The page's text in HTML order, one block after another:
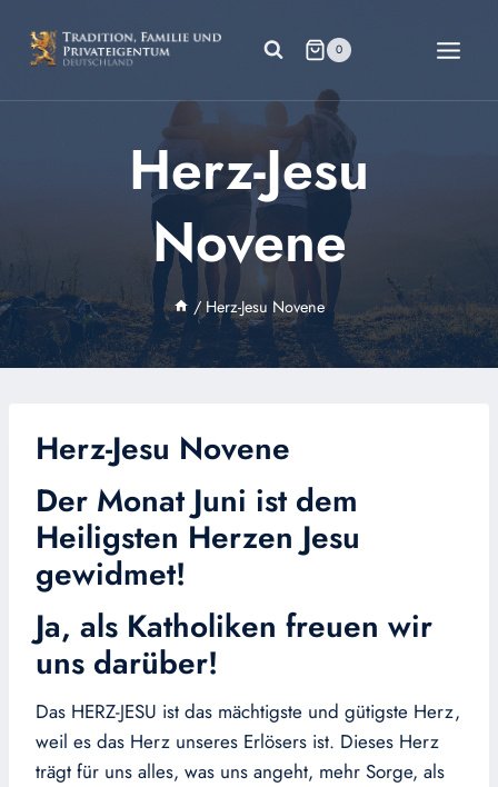
Inhalt
springen
0
Herz-Jesu
Novene
/ Herz-Jesu Novene
Herz-Jesu Novene
Der Monat Juni ist dem
Heiligsten Herzen Jesu
gewidmet!
Ja, als Katholiken freuen wir
uns darüber!
Das HERZ-JESU ist das mächtigste und gütigste Herz,
weil es das Herz unseres Erlösers ist. Dieses Herz
trägt für uns alles, was uns angeht, mehr Sorge, als